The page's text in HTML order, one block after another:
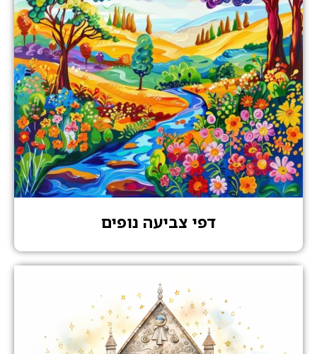
דפי צביעה נופים